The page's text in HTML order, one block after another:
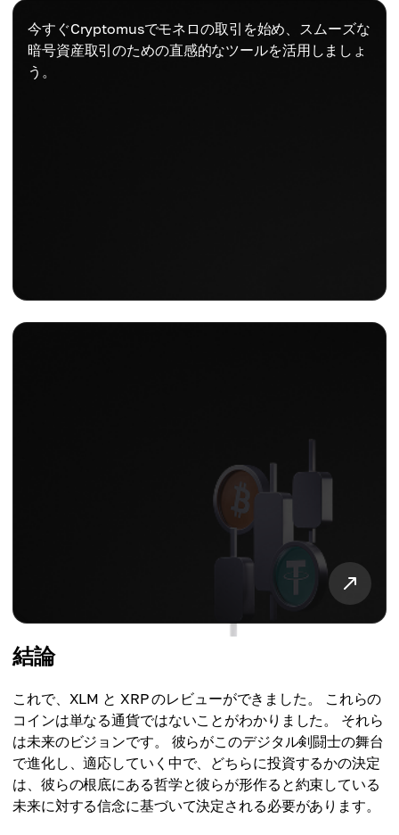
今すぐCryptomusでモネロの取引を始め、スムーズな
暗号資産取引のための直感的なツールを活用しましょ
う。
結論
これで、XLM と XRP のレビューができました。 これらの
コインは単なる通貨ではないことがわかりました。 それら
は未来のビジョンです。 彼らがこのデジタル剣闘士の舞台
で進化し、適応していく中で、どちらに投資するかの決定
は、彼らの根底にある哲学と彼らが形作ると約束している
未来に対する信念に基づいて決定される必要があります。